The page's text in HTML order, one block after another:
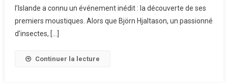
Moustiques
l’Islande a connu un événement inédit : la découverte de ses
premiers moustiques. Alors que Björn Hjaltason, un passionné
d’insectes, […]
Continuer la lecture